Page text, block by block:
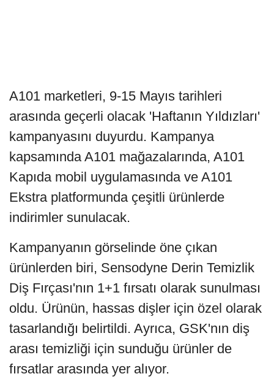
A101 marketleri, 9-15 Mayıs tarihleri
arasında geçerli olacak 'Haftanın Yıldızları'
kampanyasını duyurdu. Kampanya
kapsamında A101 mağazalarında, A101
Kapıda mobil uygulamasında ve A101
Ekstra platformunda çeşitli ürünlerde
indirimler sunulacak.
Kampanyanın görselinde öne çıkan
ürünlerden biri, Sensodyne Derin Temizlik
Diş Fırçası'nın 1+1 fırsatı olarak sunulması
oldu. Ürünün, hassas dişler için özel olarak
tasarlandığı belirtildi. Ayrıca, GSK'nın diş
arası temizliği için sunduğu ürünler de
fırsatlar arasında yer alıyor.